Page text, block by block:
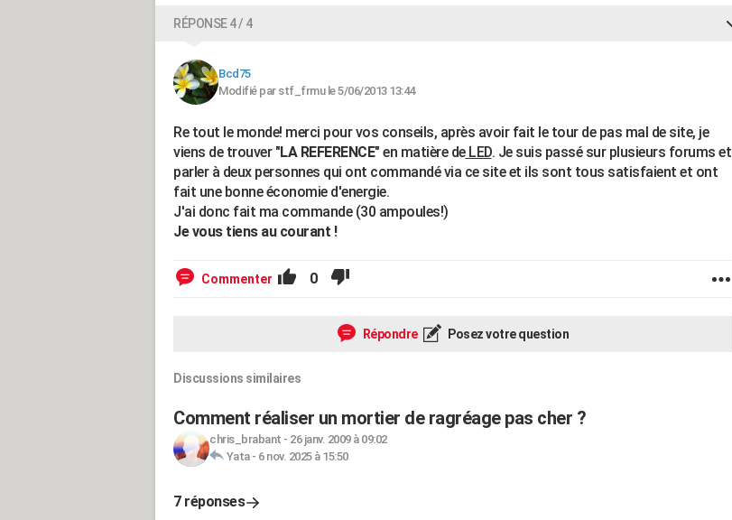
RÉPONSE 4 / 4
Bcd75
Modifié par stf_frmu le 5/06/2013 13:44
Re tout le monde! merci pour vos conseils, après avoir fait le tour de pas mal de site, je
viens de trouver "LA REFERENCE" en matière deLED. Je suis passé sur plusieurs forums et
parler à deux personnes qui ont commandé via ce site et ils sont tous satisfaient et ont
fait une bonne économie d'energie.
J'ai donc fait ma commande (30 ampoules!)
Je vous tiens au courant !
Commenter 0
Répondre Posez votre question
Discussions similaires
Comment réaliser un mortier de ragréage pas cher ?
chris_brabant - 26 janv. 2009 à 09:02
Yata- 6 nov. 2025 à 15:50
7 réponses